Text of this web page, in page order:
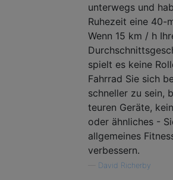
unterwegs und
Ruhezeit eine 40-
Wenn 15 km / h
spielt es keine
Fahrrad Sie sich
schneller zu sein,
teuren Geräte,
oder ähnliches -
allgemeines
verbessern.
David Richerby